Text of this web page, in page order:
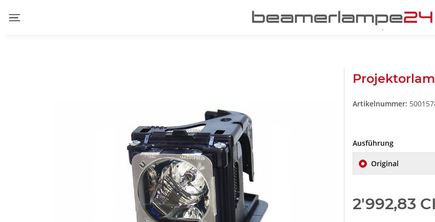
Artikelnummer:
Ausführung
Original
2'992,83